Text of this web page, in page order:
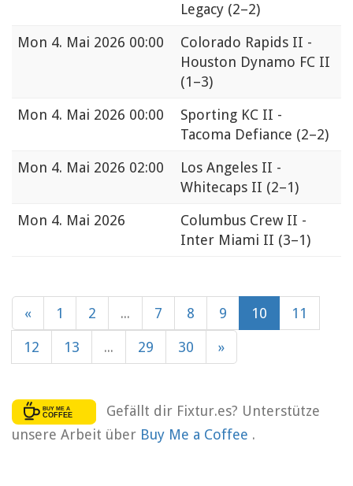
Legacy (2–2)
Mon 4. Mai 2026 00:00
Colorado Rapids II -
Houston Dynamo FC II
(1–3)
Mon 4. Mai 2026 00:00
Sporting KC II -
Tacoma Defiance (2–2)
Mon 4. Mai 2026 02:00
Los Angeles II -
Whitecaps II (2–1)
Mon 4. Mai 2026
Columbus Crew II -
Inter Miami II (3–1)
« 1 2 ... 7 8 9 10 11
12 13 ... 29 30 »
Gefällt dir Fixtur.es? Unterstütze
unsere Arbeit über Buy Me a Coffee .